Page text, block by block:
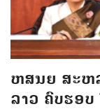
ຫສນຍ ສະຫ
ລາວ ຄົບຮອບ